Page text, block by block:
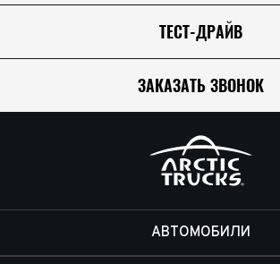
ТЕСТ-ДРАЙВ
ЗАКАЗАТЬ ЗВОНОК
АВТОМОБИЛИ